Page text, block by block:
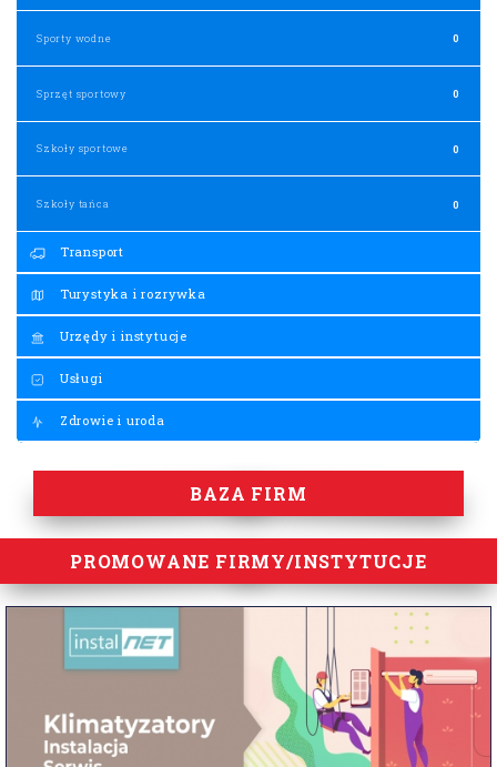
Sporty wodne 0
Sprzęt sportowy 0
Szkoły sportowe 0
Szkoły tańca 0
Transport
Turystyka i rozrywka
Urzędy i instytucje
Usługi
Zdrowie i uroda
BAZA FIRM
PROMOWANE FIRMY/INSTYTUCJE